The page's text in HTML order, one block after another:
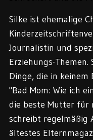
Silke ist ehemalige
Journalistin und
Erziehungs-
Dinge, die in
"Bad Mom: Wie ich
die beste Mutter für
schreibt regelmäßig
ältestes